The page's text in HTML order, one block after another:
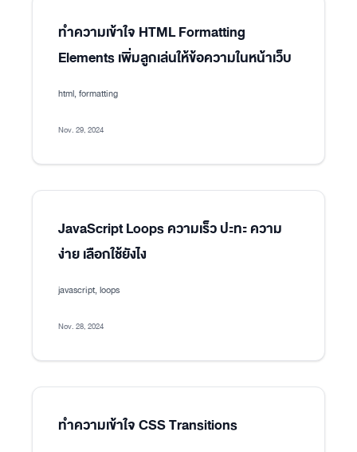
ทำความเข้าใจ HTML Formatting
Elements เพิ่มลูกเล่นให้ข้อความในหน้าเว็บ
html, formatting
Nov. 29, 2024
JavaScript Loops ความเร็ว ปะทะ ความ
ง่าย เลือกใช้ยังไง
javascript, loops
Nov. 28, 2024
ทำความเข้าใจ CSS Transitions